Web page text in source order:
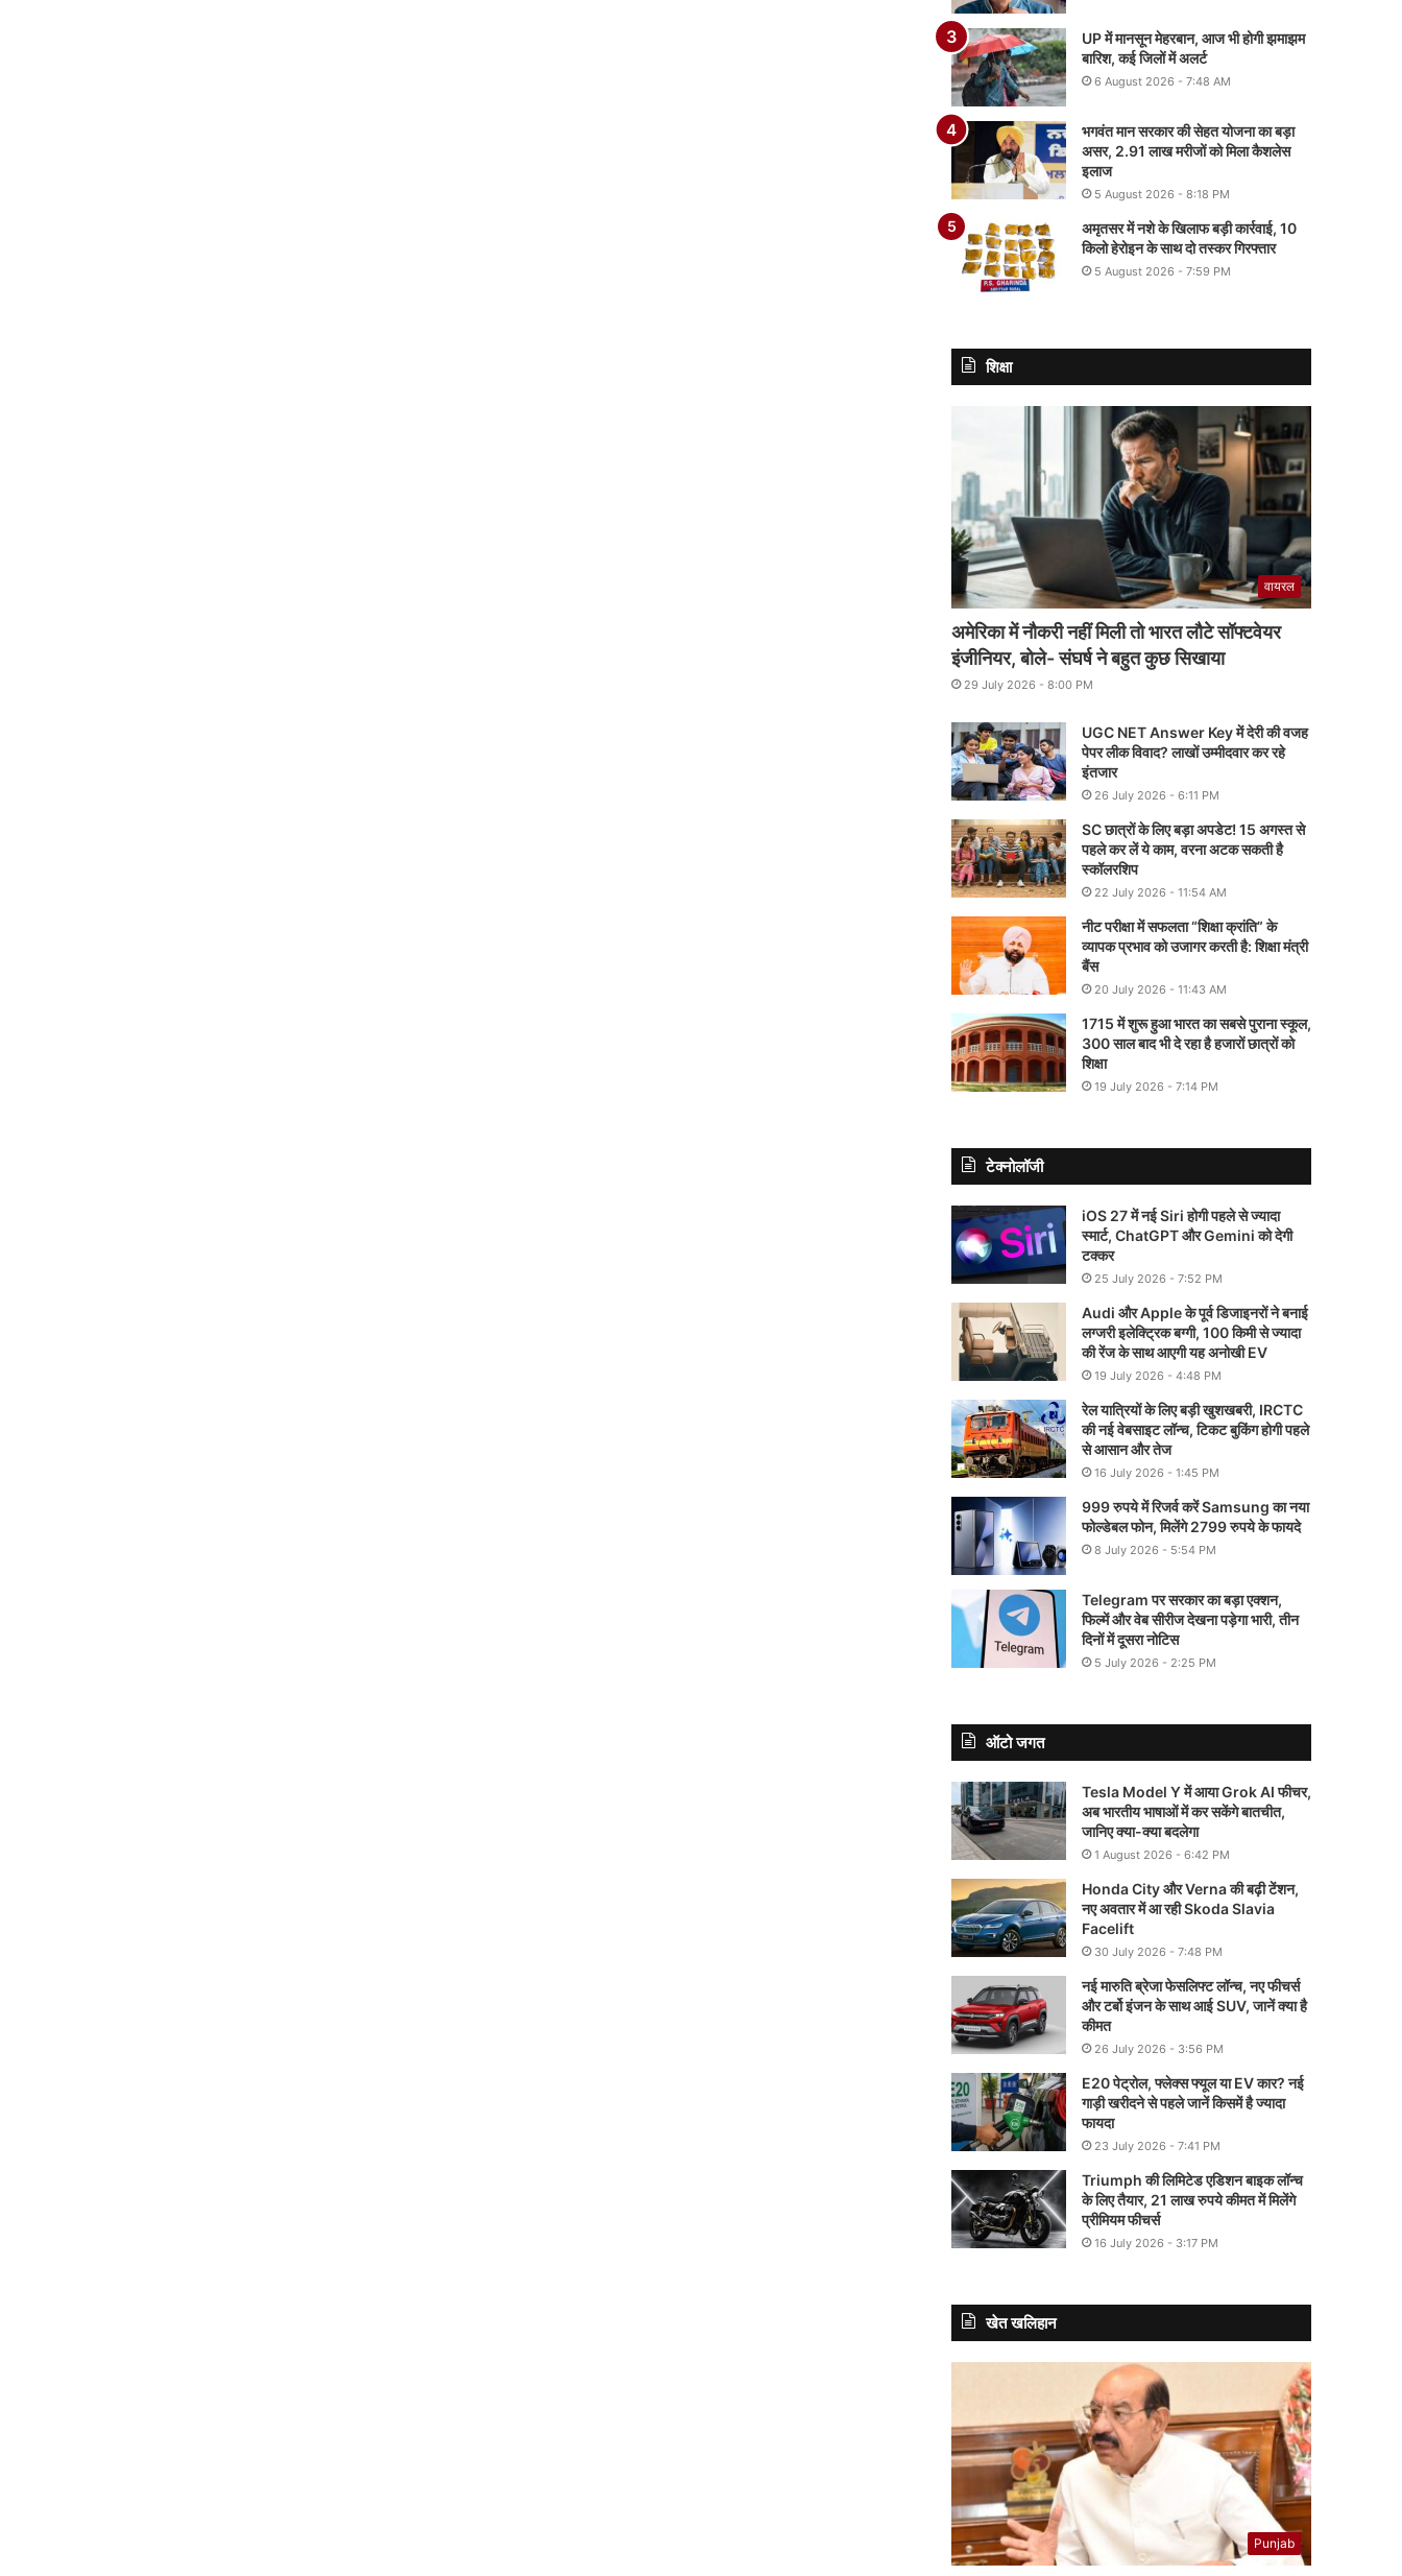
UP में मानसून मेहरबान, आज भी होगी झमाझम
बारिश, कई जिलों में अलर्ट
6 August 2026 - 7:48 AM
भगवंत मान सरकार की सेहत योजना का बड़ा
असर, 2.91 लाख मरीजों को मिला कैशलेस
इलाज
5 August 2026 - 8:18 PM
अमृतसर में नशे के खिलाफ बड़ी कार्रवाई, 10
किलो हेरोइन के साथ दो तस्कर गिरफ्तार
5 August 2026 - 7:59 PM
शिक्षा
वायरल
अमेरिका में नौकरी नहीं मिली तो भारत लौटे सॉफ्टवेयर
इंजीनियर, बोले- संघर्ष ने बहुत कुछ सिखाया
29 July 2026 - 8:00 PM
UGC NET Answer Key में देरी की वजह
पेपर लीक विवाद? लाखों उम्मीदवार कर रहे
इंतजार
26 July 2026 - 6:11 PM
SC छात्रों के लिए बड़ा अपडेट! 15 अगस्त से
पहले कर लें ये काम, वरना अटक सकती है
स्कॉलरशिप
22 July 2026 - 11:54 AM
नीट परीक्षा में सफलता “शिक्षा क्रांति” के
व्यापक प्रभाव को उजागर करती है: शिक्षा मंत्री
बैंस
20 July 2026 - 11:43 AM
1715 में शुरू हुआ भारत का सबसे पुराना स्कूल,
300 साल बाद भी दे रहा है हजारों छात्रों को
शिक्षा
19 July 2026 - 7:14 PM
टेक्नोलॉजी
iOS 27 में नई Siri होगी पहले से ज्यादा
स्मार्ट, ChatGPT और Gemini को देगी
टक्कर
25 July 2026 - 7:52 PM
Audi और Apple के पूर्व डिजाइनरों ने बनाई
लग्जरी इलेक्ट्रिक बग्गी, 100 किमी से ज्यादा
की रेंज के साथ आएगी यह अनोखी EV
19 July 2026 - 4:48 PM
रेल यात्रियों के लिए बड़ी खुशखबरी, IRCTC
की नई वेबसाइट लॉन्च, टिकट बुकिंग होगी पहले
से आसान और तेज
16 July 2026 - 1:45 PM
999 रुपये में रिजर्व करें Samsung का नया
फोल्डेबल फोन, मिलेंगे 2799 रुपये के फायदे
8 July 2026 - 5:54 PM
Telegram पर सरकार का बड़ा एक्शन,
फिल्में और वेब सीरीज देखना पड़ेगा भारी, तीन
दिनों में दूसरा नोटिस
5 July 2026 - 2:25 PM
ऑटो जगत
Tesla Model Y में आया Grok AI फीचर,
अब भारतीय भाषाओं में कर सकेंगे बातचीत,
जानिए क्या-क्या बदलेगा
1 August 2026 - 6:42 PM
Honda City और Verna की बढ़ी टेंशन,
नए अवतार में आ रही Skoda Slavia
Facelift
30 July 2026 - 7:48 PM
नई मारुति ब्रेजा फेसलिफ्ट लॉन्च, नए फीचर्स
और टर्बो इंजन के साथ आई SUV, जानें क्या है
कीमत
26 July 2026 - 3:56 PM
E20 पेट्रोल, फ्लेक्स फ्यूल या EV कार? नई
गाड़ी खरीदने से पहले जानें किसमें है ज्यादा
फायदा
23 July 2026 - 7:41 PM
Triumph की लिमिटेड एडिशन बाइक लॉन्च
के लिए तैयार, 21 लाख रुपये कीमत में मिलेंगे
प्रीमियम फीचर्स
16 July 2026 - 3:17 PM
खेत खलिहान
Punjab